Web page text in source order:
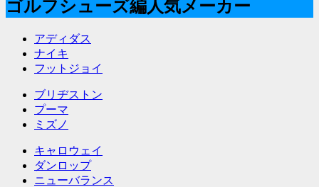
ゴルフシューズ編人気メーカー
アディダス
ナイキ
フットジョイ
ブリヂストン
プーマ
ミズノ
キャロウェイ
ダンロップ
ニューバランス